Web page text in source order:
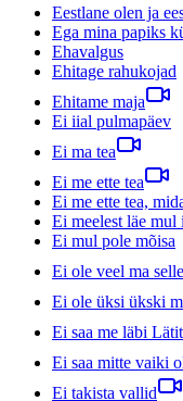
Eestlane olen ja
Ega mina papiks
Ehavalgus
Ehitage rahukojad
Ehitame maja
Ei iial pulmapäev
Ei ma tea
Ei me ette tea
Ei me ette tea,
Ei meelest läe mul
Ei mul pole mõisa
Ei ole veel ma
Ei ole üksi ükski
Ei saa me läbi
Ei saa mitte vaiki
Ei takista vallid